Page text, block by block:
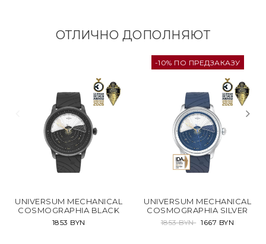
ОТЛИЧНО ДОПОЛНЯЮТ
UNIVERSUM MECHANICAL
COSMOGRAPHIA BLACK
1853 BYN
-10% ПО ПРЕДЗАКАЗУ
UNIVERSUM MECHANICAL
COSMOGRAPHIA SILVER
1853 BYN 1667 BYN